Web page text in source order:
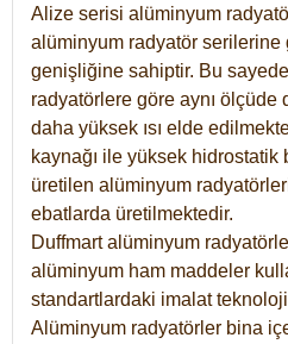
Alize serisi alüminyum
alüminyum radyatör serilerine
genişliğine sahiptir. Bu
radyatörlere göre aynı ölçüde
daha yüksek ısı elde
kaynağı ile yüksek hidrostatik
üretilen alüminyum
ebatlarda üretilmektedir.
Duffmart alüminyum
alüminyum ham maddeler
standartlardaki imalat
Alüminyum radyatörler bina